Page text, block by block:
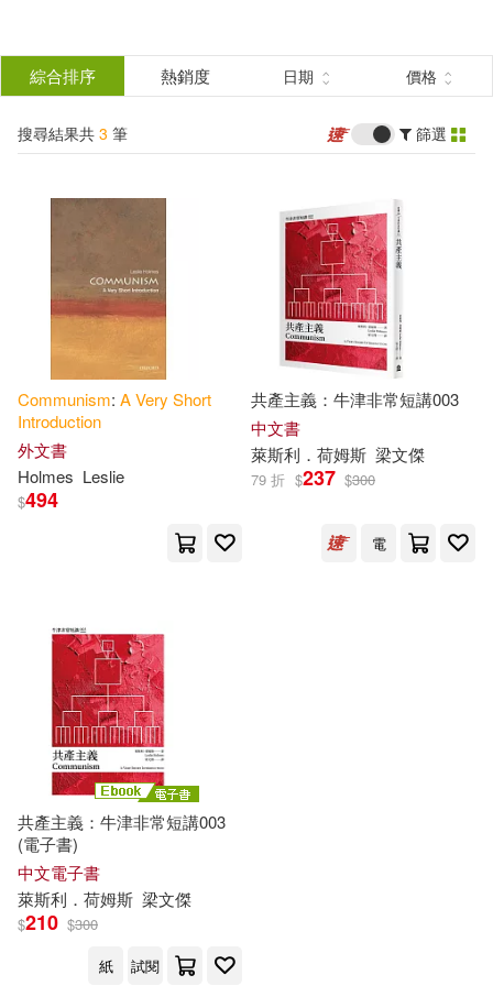
結
分類 (單選)
所有商品(3) 圖書(2)
作者
萊斯利．荷姆斯(2)
Holmes(1) Leslie(1)
左岸文化(2)
配送方式 (可複選)
可超商取貨(2)
可港澳店取(2)
可新加坡店取(2)
綜合排序 熱銷度 日期 價格
搜尋結果共 3 筆 篩選
Communism: AVery Short
Introduction
外文書
Holmes Leslie
$494
共產主義：牛津非常短講003
中文書
萊斯利．荷姆斯 梁文傑
79 折 $237 $300
電
共產主義：牛津非常短講003
(電子書)
中文電子書
萊斯利．荷姆斯 梁文傑
$210 $300
紙
試閱